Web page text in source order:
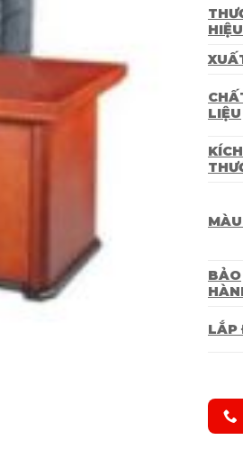
HIỆU
LIỆU
KÍCH
BẢO
LẮP